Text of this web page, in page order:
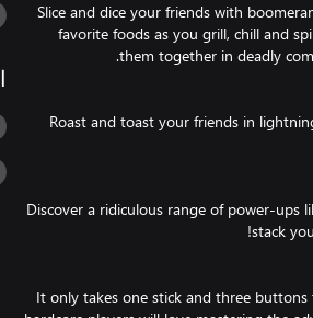
Slice and dice your friends with
favorite foods as you grill, chill and
Roast and toast your friends in
Discover a ridiculous range of power-ups
It only takes one stick and three